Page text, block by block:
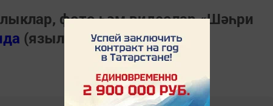
фото һәм видеолар «Шәһри
(язылыгыз).